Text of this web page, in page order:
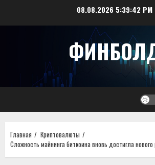
08.08.2026 5:39:42 PM
Главная
Криптовалюты
Сложность майнинга биткоина вновь достигла